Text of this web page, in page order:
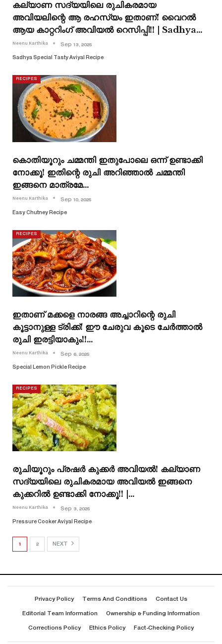
കല്യാണ സദ്യയിലെ രുചികരമായ
അവിയലിന്റെ ആ രഹസ്യം ഇതാണ്! വൈറൽ
ആയ കാറ്ററിംഗ് അവിയൽ റെസിപ്പി!! | Sadhya…
Neenu Karthika Sep 13, 2025
Sadhya Special Tasty Aviyal Recipe
RECIPES
കൊതിയൂറും ചമ്മന്തി ഇതുപോലെ ഒന്ന് ഉണ്ടാക്കി
നോക്കൂ! ഇതിന്റെ രുചി അറിഞ്ഞാൽ ചമ്മന്തി
ഇങ്ങനെ മാത്രമേ…
Neenu Karthika Sep 10, 2025
Easy Chutney Recipe
RECIPES
ഇതാണ് മക്കളെ നാരങ്ങ അച്ചാറിന്റെ രുചി
കൂട്ടാനുള്ള ട്രിക്ക്! ഈ ചേരുവ കൂടെ ചേർത്താൽ
രുചി ഇരട്ടിയാകും!!…
Neenu Karthika Sep 6, 2025
Special Lemon Pickle Recipe
RECIPES
രുചിയൂറും പ്രഷർ കുക്കർ അവിയല്‍! കല്യാണ
സദ്യയിലെ രുചികരമായ അവിയൽ ഇങ്ങനെ
കുക്കറിൽ ഉണ്ടാക്കി നോക്കൂ!! |…
Neenu Karthika Sep 3, 2025
Pressure Cooker Aviyal Recipe
1 2 NEXT
Privacy Policy Terms And Conditions Contact Us
Editorial Team Information Ownership & Funding Information
Corrections Policy Ethics Policy Fact-Checking Policy